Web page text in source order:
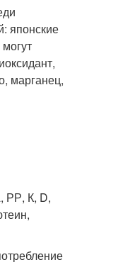
японские
марганец,
РР, К, D,